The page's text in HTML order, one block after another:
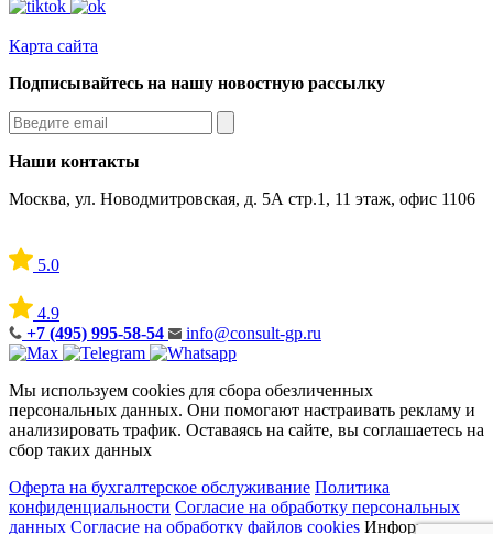
Карта сайта
Подписывайтесь на нашу новостную рассылку
Наши контакты
Москва, ул. Новодмитровская, д. 5А стр.1, 11 этаж, офис 1106
5.0
4.9
+7 (495) 995-58-54
info@consult-gp.ru
Мы используем cookies для сбора обезличенных
персональных данных. Они помогают настраивать рекламу и
анализировать трафик. Оставаясь на сайте, вы соглашаетесь на
сбор таких данных
Оферта на бухгалтерское обслуживание Политика
конфиденциальности Согласие на обработку персональных
данных Согласие на обработку файлов cookies Информация на